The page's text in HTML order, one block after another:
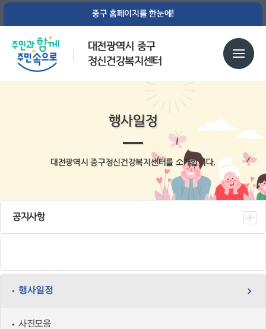
중구 홈페이지를 한눈에!
대전광역시 중구
정신건강복지센터
행사일정
대전광역시 중구정신건강복지센터를 소개합니다.
공지사항
행사일정
사진모음